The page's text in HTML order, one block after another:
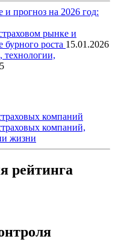
и прогноз на 2026 год:
рынке и
бурного роста 15.01.2026
технологии,
компаний
компаний,
жизни
рейтинга